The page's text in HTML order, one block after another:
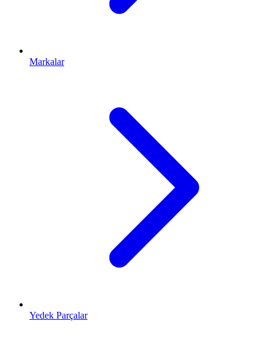
Markalar
Yedek Parçalar